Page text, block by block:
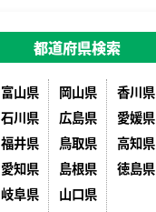
都道府県検索
富山県
石川県
福井県
愛知県
岐阜県
岡山県
広島県
鳥取県
島根県
山口県
香川県
愛媛県
高知県
徳島県